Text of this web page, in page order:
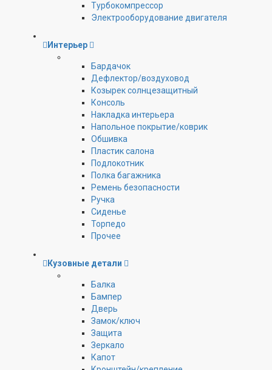
Турбокомпрессор
Электрооборудование двигателя
Интерьер
Бардачок
Дефлектор/воздуховод
Козырек солнцезащитный
Консоль
Накладка интерьера
Напольное покрытие/коврик
Обшивка
Пластик салона
Подлокотник
Полка багажника
Ремень безопасности
Ручка
Сиденье
Торпедо
Прочее
Кузовные детали
Балка
Бампер
Дверь
Замок/ключ
Защита
Зеркало
Капот